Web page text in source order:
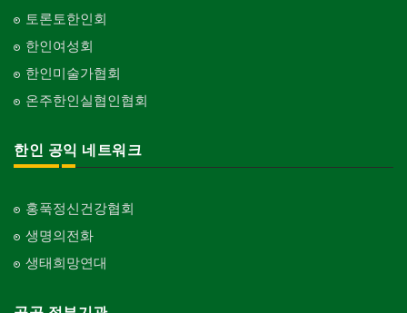
토론토한인회
한인여성회
한인미술가협회
온주한인실협인협회
한인 공익 네트워크
홍푹정신건강협회
생명의전화
생태희망연대